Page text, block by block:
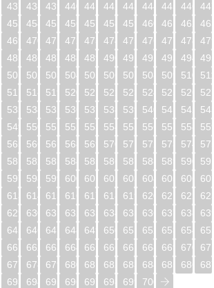
437 438 439 440 441 442 443 444 445 446
453 454 455 456 457 458 459 460 461 462
469 470 471 472 473 474 475 476 477 478
485 486 487 488 489 490 491 492 493 494
501 502 503 504 505 506 507 508 509 510
517 518 519 520 521 522 523 524 525 526
533 534 535 536 537 538 539 540 541 542
549 550 551 552 553 554 555 556 557 558
565 566 567 568 569 570 571 572 573 574
581 582 583 584 585 586 587 588 589 590
597 598 599 600 601 602 603 604 605 606
613 614 615 616 617 618 619 620 621 622
629 630 631 632 633 634 635 636 637 638
645 646 647 648 649 650 651 652 653 654
661 662 663 664 665 666 667 668 669 670
677 678 679 680 681 682 683 684 685 686
693 694 695 696 697 698 699 700